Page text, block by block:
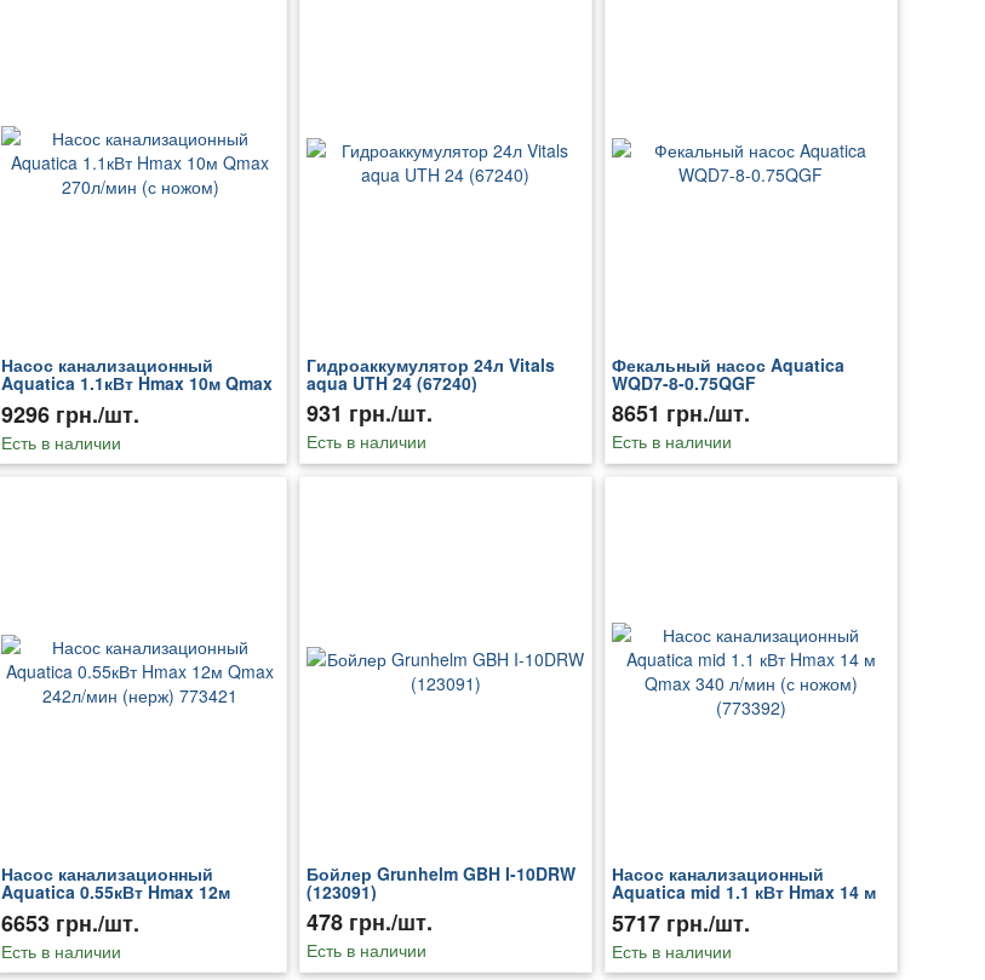
Насос канализационный
Aquatica 1.1кВт Hmax 10м Qmax
270л/мин (с ножом)
9296 грн./шт.
Есть в наличии
Гидроаккумулятор 24л Vitals
aqua UTH 24 (67240)
931 грн./шт.
Есть в наличии
Фекальный насос Aquatica
WQD7-8-0.75QGF
8651 грн./шт.
Есть в наличии
Насос канализационный
Aquatica 0.55кВт Hmax 12м
Qmax 242л/мин (нерж) 773421
6653 грн./шт.
Есть в наличии
Бойлер Grunhelm GBH I-10DRW
(123091)
478 грн./шт.
Есть в наличии
Насос канализационный
Aquatica mid 1.1 кВт Hmax 14 м
Qmax 340 л/мин (с ножом)
(773392)
5717 грн./шт.
Есть в наличии